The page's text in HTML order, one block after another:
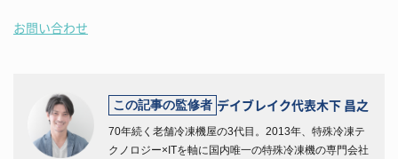
お問い合わせ
この記事の監修者 デイブレイク代表木下 昌之
70年続く老舗冷凍機屋の3代目。2013年、特殊冷凍テ
クノロジー×ITを軸に国内唯一の特殊冷凍機の専門会社